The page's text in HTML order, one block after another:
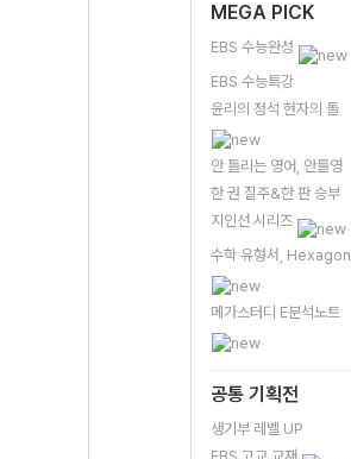
MEGA PICK
EBS 수능완성
EBS 수능특강
윤리의 정석 현자의 돌
안 틀리는 영어, 안틀영
한 권 질주&한 판 승부
지인선 시리즈
수학 유형서, Hexagon
메가스터디 E분석노트
공통 기획전
생기부 레벨 UP